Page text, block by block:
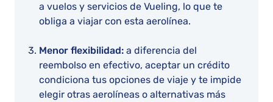
a vuelos y servicios de Vueling, lo que te
obliga a viajar con esta aerolínea.
Menor flexibilidad: a diferencia del
reembolso en efectivo, aceptar un crédito
condiciona tus opciones de viaje y te impide
elegir otras aerolíneas o alternativas más